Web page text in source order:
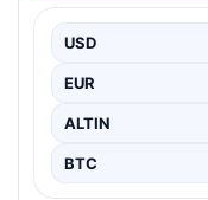
Vinicius Junior için
Madrid,…
USD
EUR
ALTIN
BTC